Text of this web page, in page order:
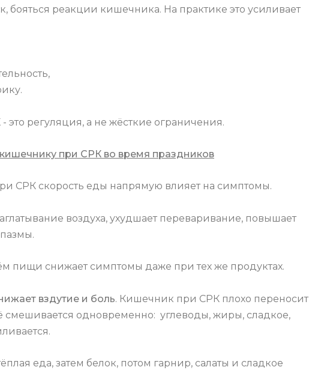
бояться реакции кишечника. На практике это усиливает
регуляция, а не жёсткие ограничения.
при СРК во время праздников
СРК скорость еды напрямую влияет на симптомы.
воздуха, ухудшает переваривание, повышает
пищи снижает симптомы даже при тех же продуктах.
вздутие и боль. Кишечник при СРК плохо переносит
смешивается одновременно: углеводы, жиры, сладкое,
еда, затем белок, потом гарнир, салаты и сладкое